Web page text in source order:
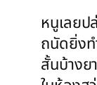
หนูเลยป
ถนัดยิ่งท
สั้นบ้างย